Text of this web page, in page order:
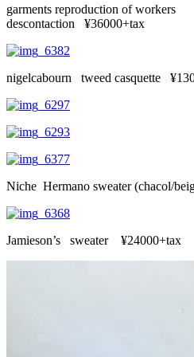
garments reproduction of workers
descontaction ¥36000+tax
nigelcabourn tweed casquette
Niche Hermano sweater (chacol/
Jamieson’s sweater ¥24000+tax